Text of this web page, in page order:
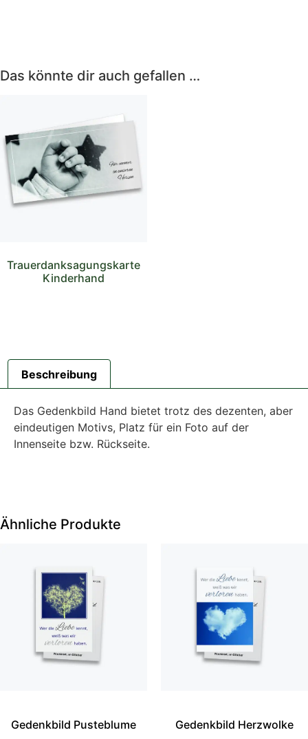
Das könnte dir auch gefallen …
Trauerdanksagungskarte
Kinderhand
Beschreibung
Das Gedenkbild Hand bietet trotz des dezenten, aber
eindeutigen Motivs, Platz für ein Foto auf der
Innenseite bzw. Rückseite.
Ähnliche Produkte
Gedenkbild Pusteblume Gedenkbild Herzwolke